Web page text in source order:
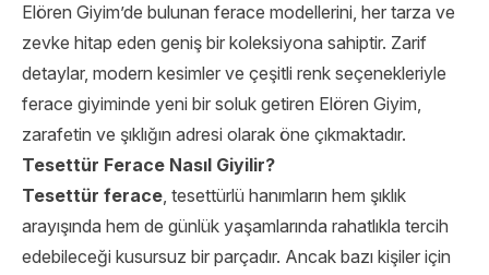
Elören Giyim’de bulunan ferace modellerini, her tarza ve
zevke hitap eden geniş bir koleksiyona sahiptir. Zarif
detaylar, modern kesimler ve çeşitli renk seçenekleriyle
ferace giyiminde yeni bir soluk getiren Elören Giyim,
zarafetin ve şıklığın adresi olarak öne çıkmaktadır.
Tesettür Ferace Nasıl Giyilir?
Tesettür ferace, tesettürlü hanımların hem şıklık
arayışında hem de günlük yaşamlarında rahatlıkla tercih
edebileceği kusursuz bir parçadır. Ancak bazı kişiler için